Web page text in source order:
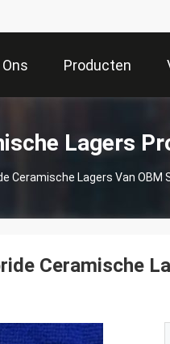
Producten
Lagers
Ceramische Lagers Van
Ceramische